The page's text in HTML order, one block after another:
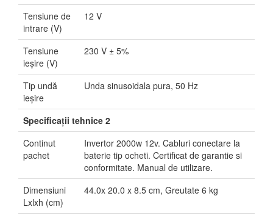
Tensiune de
intrare (V)
12 V
Tensiune
ieșire (V)
230 V ± 5%
Tip undă
ieșire
Unda sinusoidala pura, 50 Hz
Specificaţii tehnice 2
Continut
pachet
Invertor 2000w 12v. Cabluri conectare la
baterie tip ocheti. Certificat de garantie si
conformitate. Manual de utilizare.
Dimensiuni
Lxlxh (cm)
44.0x 20.0 x 8.5 cm, Greutate 6 kg